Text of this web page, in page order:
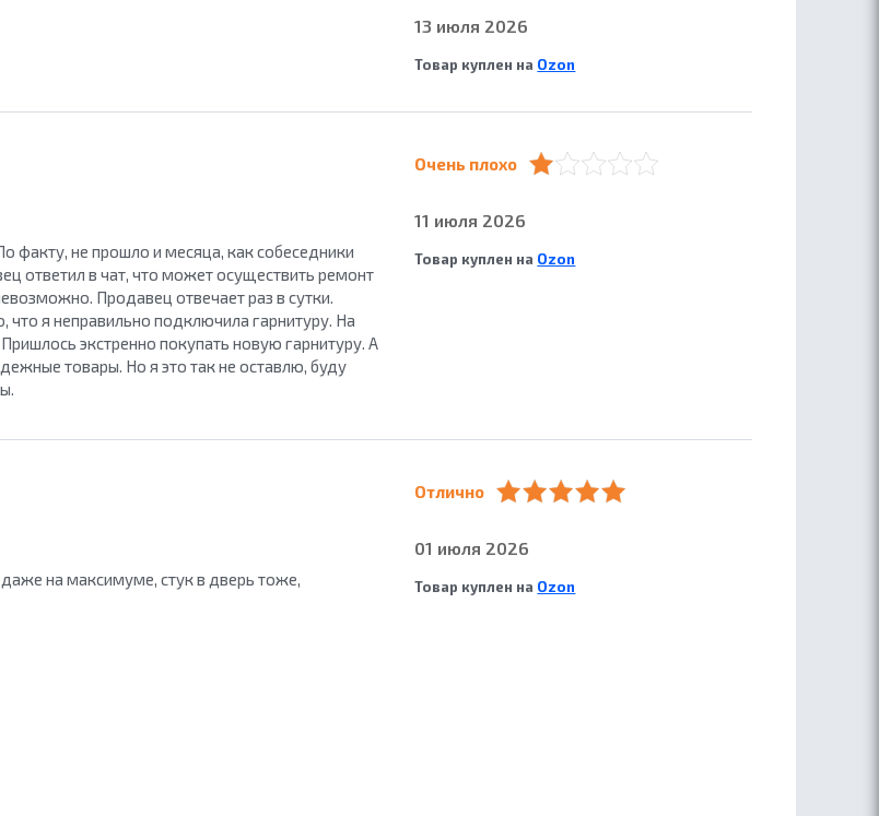
13 июля 2026
Товар куплен на Ozon
факту, не прошло и месяца, как собеседники
ответил в чат, что может осуществить ремонт
Продавец отвечает раз в сутки.
что я неправильно подключила гарнитуру. На
экстренно покупать новую гарнитуру. А
товары. Но я это так не оставлю, буду
Очень плохо
11 июля 2026
Товар куплен на Ozon
на максимуме, стук в дверь тоже,
Отлично
01 июля 2026
Товар куплен на Ozon